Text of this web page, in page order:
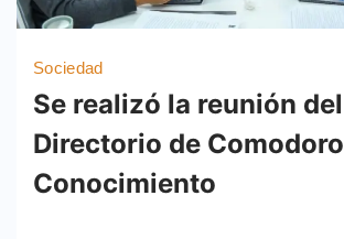
Sociedad
Se realizó la reunión del
Directorio de Comodoro
Conocimiento